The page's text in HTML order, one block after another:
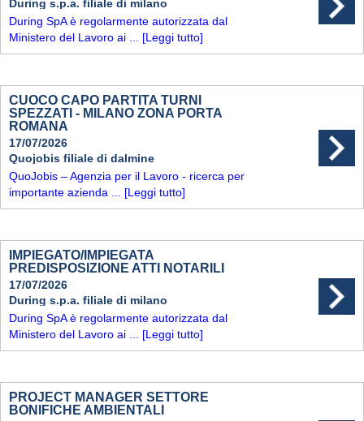
During s.p.a. filiale di milano
During SpA è regolarmente autorizzata dal
Ministero del Lavoro ai ... [Leggi tutto]
CUOCO CAPO PARTITA TURNI
SPEZZATI - MILANO ZONA PORTA
ROMANA
17/07/2026
Quojobis filiale di dalmine
QuoJobis – Agenzia per il Lavoro - ricerca per
importante azienda ... [Leggi tutto]
IMPIEGATO/IMPIEGATA
PREDISPOSIZIONE ATTI NOTARILI
17/07/2026
During s.p.a. filiale di milano
During SpA è regolarmente autorizzata dal
Ministero del Lavoro ai ... [Leggi tutto]
PROJECT MANAGER SETTORE
BONIFICHE AMBIENTALI